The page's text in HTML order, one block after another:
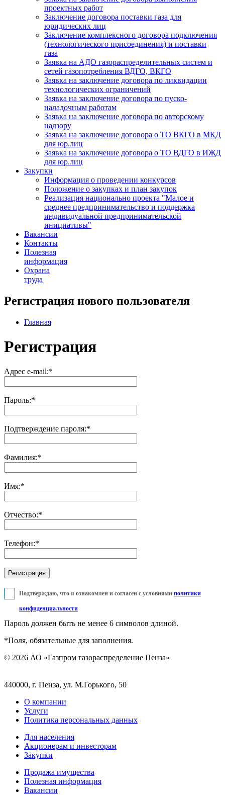
проектных работ
Заключение договора поставки газа для
юридических лиц
Заключение комплексного договора подключения
(технологического присоединения) и поставки
газа
Заявка на АДО газораспределительных систем и
сетей газопотребления ВДГО, ВКГО
Заявка на заключение договора по ликвидации
технологических ограничений
Заявка на заключение договора по пуско-
наладочным работам
Заявка на заключение договора по авторскому
надзору
Заявка на заключение договора о ТО ВКГО в МКД
для юр.лиц
Заявка на заключение договора о ТО ВДГО в ИЖД
для юр.лиц
Закупки
Информация о проведении конкурсов
Положение о закупках и план закупок
Реализация национально проекта "Малое и
среднее предпринимательство и поддержка
индивидуальной предпринимательской
инициативы"
Вакансии
Контакты
Полезная
информация
Охрана
труда
Регистрация нового пользователя
Главная
Регистрация
Адрес e-mail:*
Пароль:*
Подтверждение пароля:*
Фамилия:*
Имя:*
Отчество:*
Телефон:*
Подтверждаю, что я ознакомлен и согласен с условиями политики
конфиденциальности
Пароль должен быть не менее 6 символов длиной.
*Поля, обязательные для заполнения.
© 2026 АО «Газпром газораспределение Пенза»
440000, г. Пенза, ул. М.Горького, 50
О компании
Услуги
Политика персональных данных
Для населения
Акционерам и инвесторам
Закупки
Продажа имущества
Полезная информация
Вакансии